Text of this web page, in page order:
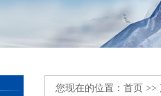
您现在的位置： 首页 >>